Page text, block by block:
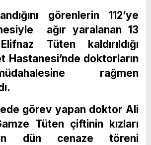
görenlerin 112’ye
ağır yaralanan 13
Tüten kaldırıldığı
Hastanesi’nde doktorların
rağmen
görev yapan doktor Ali
Tüten çiftinin kızları
dün cenaze töreni